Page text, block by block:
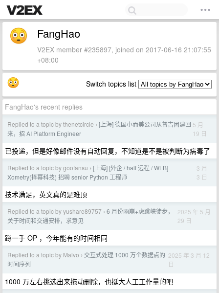
FangHao
V2EX member #235897, joined on 2017-06-16 21:07:55
+08:00
Switch topics list
FangHao's recent replies
Replied to a topic by thenetcircle › [上海] 德国小而美公司从普吉团建回
来，招 AI Platform Engineer
5 月
19 日
已投递，但是好像邮件没有自动回复，不知道是不是被判断为病毒了
Replied to a topic by goofansu › [上海] [外企 / half 远程 / WLB]
Xometry(择幂科技) 招聘 senior Python 工程师
3 月
3 日
技术满足，英文真的是难顶
Replied to a topic by yushare89757 › 6 月份雨崩+虎跳峡徒步，
关于时间和交通安排，求意见
2025 年 5 月
29 日
蹲一手 OP ，今年能有的时间相同
Replied to a topic by Malvo › 交互式处理 1000 万个数据点的
时间序列
2025 年 3 月 12
日
1000 万左右挑选出来拖动删除，也挺大人工工作量的吧